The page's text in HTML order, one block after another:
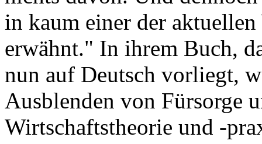
in kaum einer der
erwähnt." In ihrem Buch,
nun auf Deutsch vorliegt,
Ausblenden von Fürsorge
Wirtschaftstheorie und -